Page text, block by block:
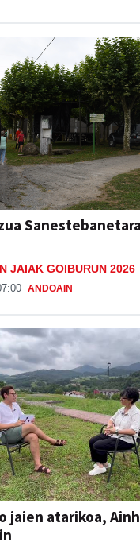
JAIAK GOIBURUN 2026
ANDOAIN
jaien atarikoa,